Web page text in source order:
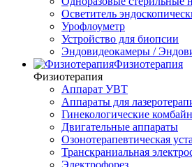
Осветитель
Урофлоуметр
Устройство для биопсии
Эндовидеокамеры /
Физиотерапия
Физиотерапия
Аппарат УВТ
Аппараты для
Гинекологические
Двигательные аппараты
Озонотерапевтическая
Транскраниальная
Электрофорез